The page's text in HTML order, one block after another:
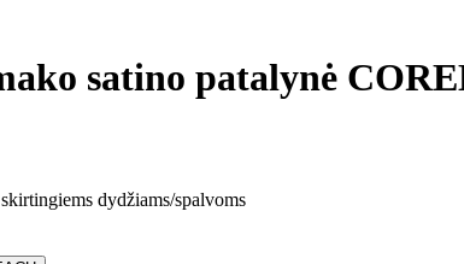
satino patalynė
dydžiams/spalvoms